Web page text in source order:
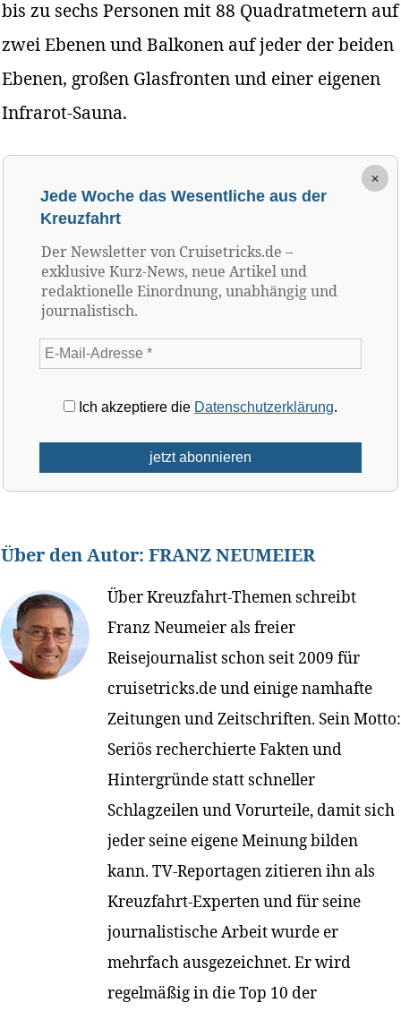
bis zu sechs Personen mit 88 Quadratmetern auf
zwei Ebenen und Balkonen auf jeder der beiden
Ebenen, großen Glasfronten und einer eigenen
Infrarot-Sauna.
×
Jede Woche das Wesentliche aus der
Kreuzfahrt
Der Newsletter von Cruisetricks.de –
exklusive Kurz-News, neue Artikel und
redaktionelle Einordnung, unabhängig und
journalistisch.
Ich akzeptiere die Datenschutzerklärung.
Über den Autor: FRANZ NEUMEIER
Über Kreuzfahrt-Themen schreibt
Franz Neumeier als freier
Reisejournalist schon seit 2009 für
cruisetricks.de und einige namhafte
Zeitungen und Zeitschriften. Sein Motto:
Seriös recherchierte Fakten und
Hintergründe statt schneller
Schlagzeilen und Vorurteile, damit sich
jeder seine eigene Meinung bilden
kann. TV-Reportagen zitieren ihn als
Kreuzfahrt-Experten und für seine
journalistische Arbeit wurde er
mehrfach ausgezeichnet. Er wird
regelmäßig in die Top 10 der